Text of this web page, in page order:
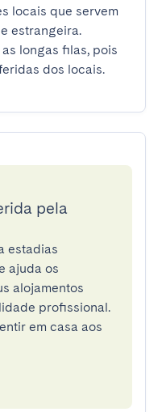
locais que servem
estrangeira.
longas filas, pois
dos locais.
pela
estadias
ajuda os
alojamentos
profissional.
em casa aos